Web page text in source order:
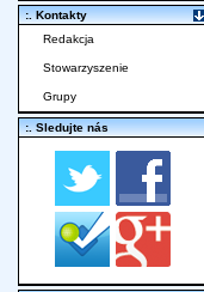
:. Kontakty
Redakcja
Stowarzyszenie
Grupy
:. Sledujte nás